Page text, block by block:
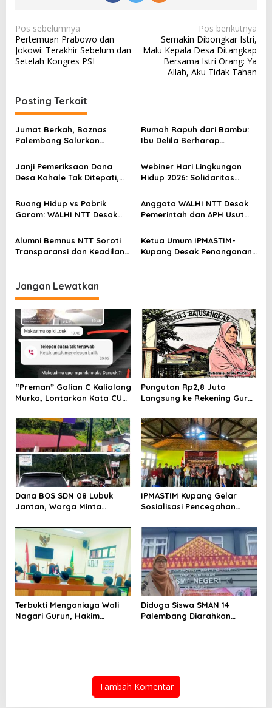
N
a
v
g
a
s
i
p
o
s
Pos sebelumnya
Pertemuan Prabowo dan
Jokowi: Terakhir Sebelum dan
Setelah Kongres PSI
Pos berikutnya
Semakin Dibongkar Istri,
Malu Kepala Desa Ditangkap
Bersama Istri Orang: Ya
Allah, Aku Tidak Tahan
Posting Terkait
Jumat Berkah, Baznas
Palembang Salurkan
Kertapati
Rumah Rapuh dari Bambu:
Ibu Delila Berharap
Dinas Sosial
Janji Pemeriksaan Dana
Desa Kahale Tak Ditepati,
Keseriusan Kejati NTT
Webiner Hari Lingkungan
Hidup 2026: Solidaritas
Soroti Dampak Krisis Iklim
dan Ruang hidup di NTT
Ruang Hidup vs Pabrik
Garam: WALHI NTT Desak
Ndao Berubah Permanen
Anggota WALHI NTT Desak
Pemerintah dan APH Usut
Kayu Sonokeling Ilegal di
TTU
Alumni Bemnus NTT Soroti
Transparansi dan Keadilan
Unkriswina Sumba
Ketua Umum IPMASTIM-
Kupang Desak Penanganan
Jangan Lewatkan
“Preman” Galian C Kalialang
Murka, Lontarkan Kata CUK
Akui Lontarkan Ancaman
Pada Keluarga Wartawan
Pungutan Rp2,8 Juta
Langsung ke Rekening Guru,
Disorot: Kepsek Enggan
Konfirmasi, Kasus Siap
Dilanjut ke Jalur Hukum
Dana BOS SDN 08 Lubuk
Jantan, Warga Minta
Transparan
IPMASTIM Kupang Gelar
Sosialisasi Pencegahan
KDRT di Desa Kondamara
Terbukti Menganiaya Wali
Nagari Gurun, Hakim
Diduga Siswa SMAN 14
Palembang Diarahkan
Tambah Komentar